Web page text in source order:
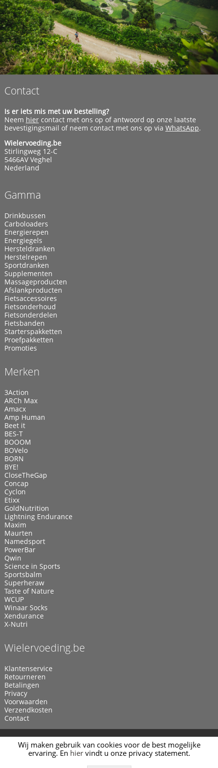
Contact
Is er iets mis met uw bestelling?
Neem hiercontact met ons op of antwoord op onze laatste
bevestigingsmail of neem contact met ons op via WhatsApp.
Wielervoeding.be
Stirlingweg 12-C
5466AV Veghel
Nederland
Gamma
Drinkbussen
Carboloaders
Energierepen
Energiegels
Hersteldranken
Herstelrepen
Sportdranken
Supplementen
Massageproducten
Afslankproducten
Fietsaccessoires
Fietsonderhoud
Fietsonderdelen
Fietsbanden
Starterspakketten
Proefpakketten
Promoties
Merken
3Action
ARCh Max
Amacx
Amp Human
Beet it
BES-T
BOOOM
BOVelo
BORN
BYE!
CloseTheGap
Concap
Cyclon
Etixx
GoldNutrition
Lightning Endurance
Maxim
Maurten
Namedsport
PowerBar
Qwin
Science in Sports
Sportsbalm
Superheraw
Taste of Nature
WCUP
Winaar Socks
Xendurance
X-Nutri
Wielervoeding.be
Klantenservice
Retourneren
Betalingen
Privacy
Voorwaarden
Verzendkosten
Contact
© 2011 - 2026Wielervoeding.be Webwinkel doorManieu.com
Wij maken gebruik van cookies voor de best mogelijke
ervaring. En hiervindt u onze privacy statement.